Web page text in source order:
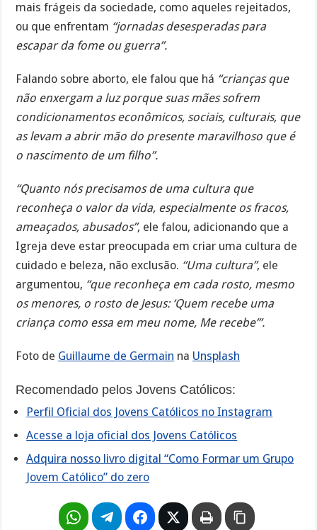
mais frágeis da sociedade, como aqueles rejeitados,
ou que enfrentam “jornadas desesperadas para
escapar da fome ou guerra”.
Falando sobre aborto, ele falou que há “crianças que
não enxergam a luz porque suas mães sofrem
condicionamentos econômicos, sociais, culturais, que
as levam a abrir mão do presente maravilhoso que é
o nascimento de um filho”.
“Quanto nós precisamos de uma cultura que
reconheça o valor da vida, especialmente os fracos,
ameaçados, abusados”, ele falou, adicionando que a
Igreja deve estar preocupada em criar uma cultura de
cuidado e beleza, não exclusão. “Uma cultura”, ele
argumentou, “que reconheça em cada rosto, mesmo
os menores, o rosto de Jesus: ‘Quem recebe uma
criança como essa em meu nome, Me recebe’”.
Foto de Guillaume de Germain na Unsplash
Recomendado pelos Jovens Católicos:
Perfil Oficial dos Jovens Católicos no Instagram
Acesse a loja oficial dos Jovens Católicos
Adquira nosso livro digital “Como Formar um Grupo
Jovem Católico” do zero